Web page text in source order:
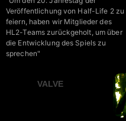
Veröffentlichung von Half-Life 2 zu
feiern, haben wir Mitglieder des
HL2-Teams zurückgeholt, um über
die Entwicklung des Spiels zu
sprechen"
VALVE